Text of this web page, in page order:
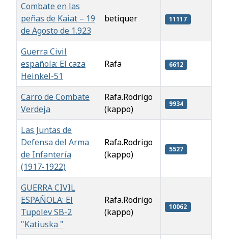
Combate en las
peñas de Kaiat – 19
de Agosto de 1.923
betiquer 11117
Guerra Civil
española: El caza
Heinkel-51
Rafa 6612
Carro de Combate
Verdeja
Rafa.Rodrigo
(kappo)
9934
Las Juntas de
Defensa del Arma
de Infantería
(1917-1922)
Rafa.Rodrigo
(kappo)
5527
GUERRA CIVIL
ESPAÑOLA: El
Tupolev SB-2
"Katiuska "
Rafa.Rodrigo
(kappo)
10062